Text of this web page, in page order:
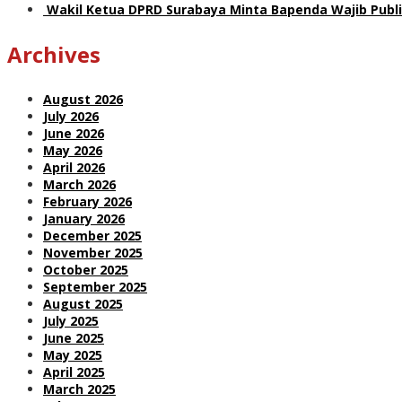
Wakil Ketua DPRD Surabaya Minta Bapenda Wajib
Archives
August 2026
July 2026
June 2026
May 2026
April 2026
March 2026
February 2026
January 2026
December 2025
November 2025
October 2025
September 2025
August 2025
July 2025
June 2025
May 2025
April 2025
March 2025